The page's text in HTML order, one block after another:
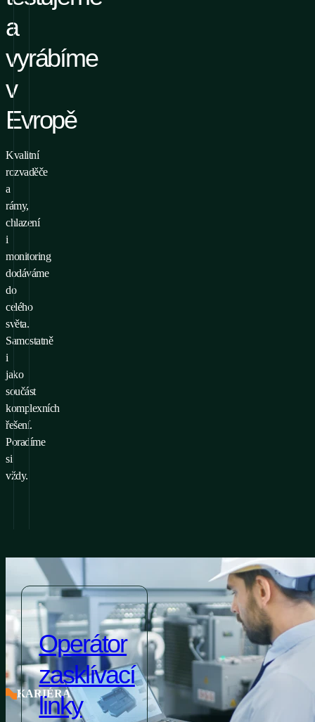
a
vyrábíme
v
Evropě
Kvalitní
rozvaděče
a
rámy,
chlazení
i
monitoring
dodáváme
do
celého
světa.
Samostatně
i
jako
součást
komplexních
řešení.
Poradíme
si
vždy.
KARIÉRA
Operátor
zasklívací
linky